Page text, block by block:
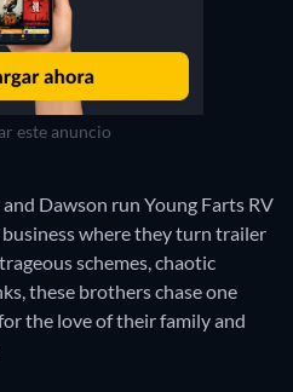
este anuncio
Dawson run Young Farts RV
where they turn trailer
schemes, chaotic
these brothers chase one
the love of their family and